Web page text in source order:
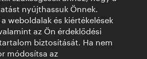
nyújthassuk Önnek.
weboldalak és kiértékelések
az Ön érdeklődési
biztosítását. Ha nem
módosítsa az